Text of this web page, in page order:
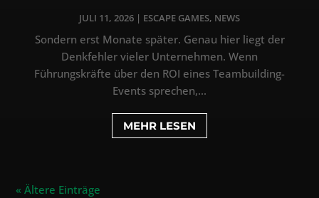
JULI 11, 2026 | ESCAPE GAMES, NEWS
Sondern erst Monate später. Genau hier liegt der
Denkfehler vieler Unternehmen. Wenn
Führungskräfte über den ROI eines Teambuilding-
Events sprechen,...
MEHR LESEN
« Ältere Einträge